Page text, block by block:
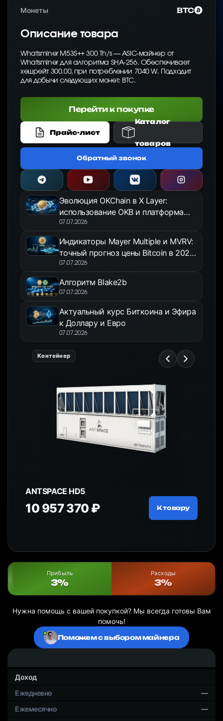
Монеты
BTC
Описание товара
Whatsminer M53S++ 300 Th/s — ASIC-майнер от
Whatsminer для алгоритма SHA-256. Обеспечивает
хешрейт 300.00, при потреблении 7040 W. Подходит
для добычи следующих монет: BTC.
Перейти к покупке
Прайс-лист
Каталог
товаров
Обратный звонок
Эволюция OKChain в X Layer:
использование OKB и платформа
OKX Jumpstart в 2026 году
07.07.2026
Индикаторы Mayer Multiple и MVRV:
точный прогноз цены Bitcoin в 2026
году
07.07.2026
Алгоритм Blake2b
07.07.2026
Актуальный курс Биткоина и Эфира
к Доллару и Евро
07.07.2026
Контейнер
ANTSPACE HD5
10 957 370 ₽ К товару
Прибыль
3%
Расходы
3%
Нужна помощь с вашей покупкой? Мы всегда готовы Вам
помочь!
Поможем с выбором майнера
Доход
—
—